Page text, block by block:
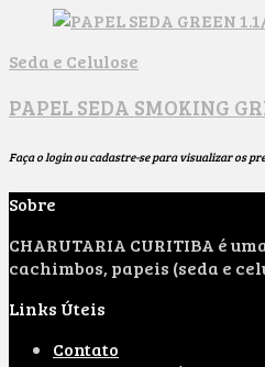
Seda e Celulose
PAPEL SEDA SMOKING
Faça o login ou cadastre-se para visualizar os
Sobre
CHARUTARIA CURITIBA é
cachimbos, papeis (seda e
Links Úteis
Contato